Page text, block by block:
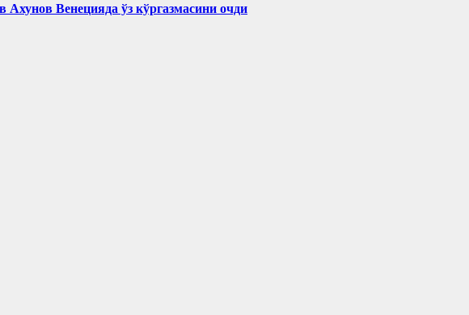
Ахунов Венецияда ўз кўргазмасини очди